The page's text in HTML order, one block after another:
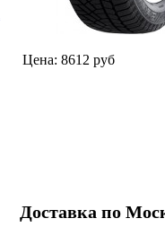
Цена: 8612 руб
Доставка по